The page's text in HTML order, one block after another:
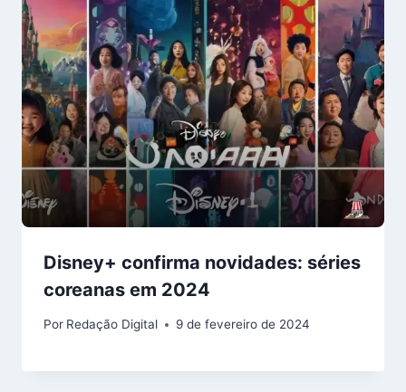
Disney+ confirma novidades: séries
coreanas em 2024
Por Redação Digital 9 de fevereiro de 2024